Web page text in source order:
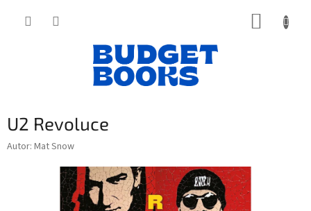
U2 Revoluce
Autor: Mat Snow